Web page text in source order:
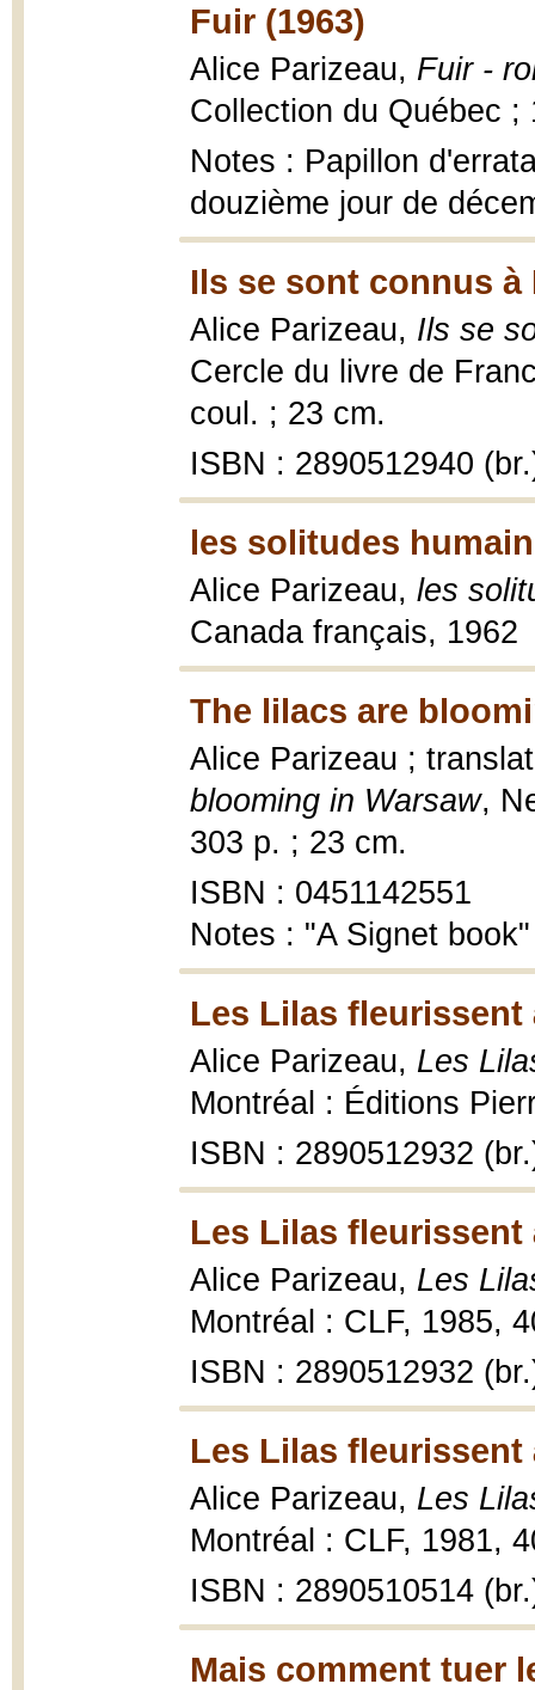
Fuir (1963)
Alice Parizeau, Fuir -
Collection du Québec
Notes : Papillon
douzième jour de
Ils se sont connus à
Alice Parizeau, Ils se
Cercle du livre de
coul. ; 23 cm.
ISBN : 2890512940
les solitudes
Alice Parizeau, les
Canada français, 1962
The lilacs are
Alice Parizeau ;
blooming in Warsaw,
303 p. ; 23 cm.
ISBN : 0451142551
Notes : "A Signet book"
Les Lilas fleurissent
Alice Parizeau, Les
Montréal : Éditions
ISBN : 2890512932
Les Lilas fleurissent
Alice Parizeau, Les
Montréal : CLF, 1985,
ISBN : 2890512932
Les Lilas fleurissent
Alice Parizeau, Les
Montréal : CLF, 1981,
ISBN : 2890510514
Mais comment tuer